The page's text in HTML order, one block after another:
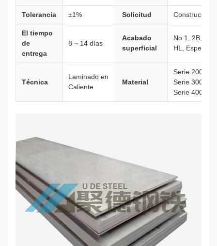
Tolerancia ±1% Solicitud Construcción
El tiempo
de
entrega
8 ~ 14 días
Acabado
superficial
No.1, 2B, BA,
HL, Espejo
Técnica
Laminado en
Caliente
Material
Serie 200
Serie 300
Serie 400